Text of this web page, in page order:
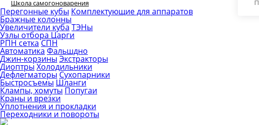
Школа самогоноварения
Перегонные кубы Комплектующие для аппаратов
Бражные колонны
Увеличители куба ТЭНы
Узлы отбора Царги
РПН сетка СПН
Автоматика Фальшдно
Джин-корзины Экстракторы
Диоптры Холодильники
Дефлегматоры Сухопарники
Быстросъемы Шланги
Клампы, хомуты Попугаи
Краны и врезки
Уплотнения и прокладки
Переходники и повороты